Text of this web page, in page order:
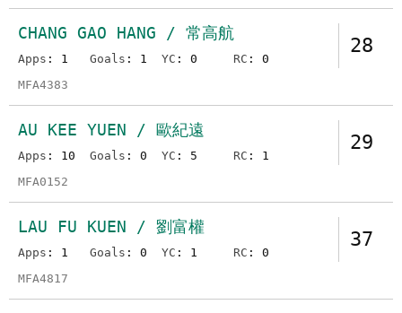
28
CHANG GAO HANG / 常高航
Apps : 1 Goals : 1 YC : 0 RC : 0
MFA4383
29
AU KEE YUEN / 歐紀遠
Apps : 10 Goals : 0 YC : 5 RC : 1
MFA0152
37
LAU FU KUEN / 劉富權
Apps : 1 Goals : 0 YC : 1 RC : 0
MFA4817